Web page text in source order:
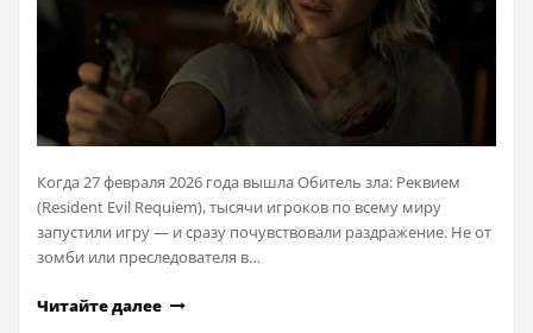
Когда 27 февраля 2026 года вышла Обитель зла: Реквием
(Resident Evil Requiem), тысячи игроков по всему миру
запустили игру — и сразу почувствовали раздражение. Не от
зомби или преследователя в…
Читайте далее